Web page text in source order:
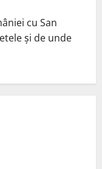
cu San
și de unde